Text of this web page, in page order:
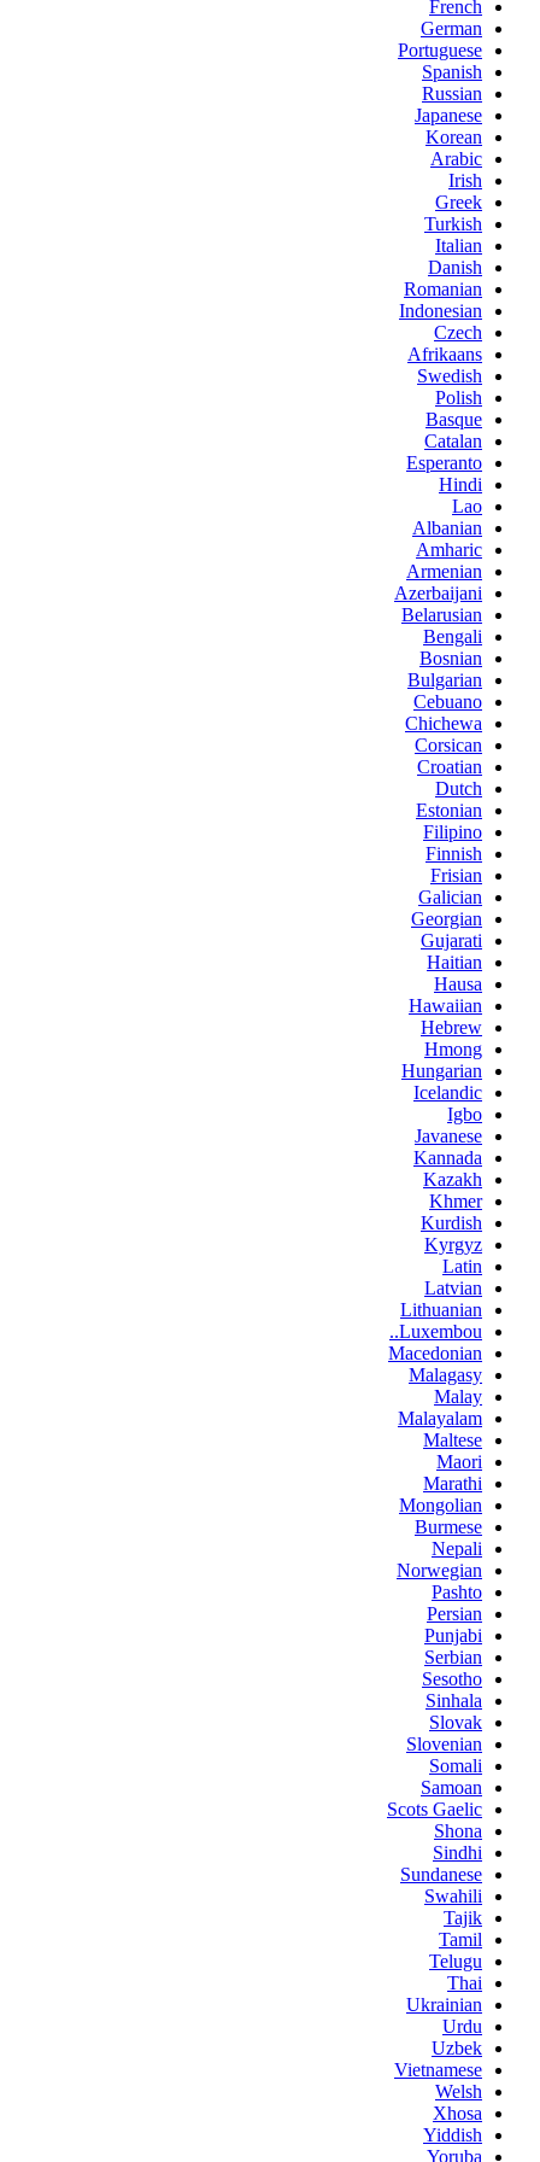
French
German
Portuguese
Spanish
Russian
Japanese
Korean
Arabic
Irish
Greek
Turkish
Italian
Danish
Romanian
Indonesian
Czech
Afrikaans
Swedish
Polish
Basque
Catalan
Esperanto
Hindi
Lao
Albanian
Amharic
Armenian
Azerbaijani
Belarusian
Bengali
Bosnian
Bulgarian
Cebuano
Chichewa
Corsican
Croatian
Dutch
Estonian
Filipino
Finnish
Frisian
Galician
Georgian
Gujarati
Haitian
Hausa
Hawaiian
Hebrew
Hmong
Hungarian
Icelandic
Igbo
Javanese
Kannada
Kazakh
Khmer
Kurdish
Kyrgyz
Latin
Latvian
Lithuanian
Luxembou..
Macedonian
Malagasy
Malay
Malayalam
Maltese
Maori
Marathi
Mongolian
Burmese
Nepali
Norwegian
Pashto
Persian
Punjabi
Serbian
Sesotho
Sinhala
Slovak
Slovenian
Somali
Samoan
Scots Gaelic
Shona
Sindhi
Sundanese
Swahili
Tajik
Tamil
Telugu
Thai
Ukrainian
Urdu
Uzbek
Vietnamese
Welsh
Xhosa
Yiddish
Yoruba